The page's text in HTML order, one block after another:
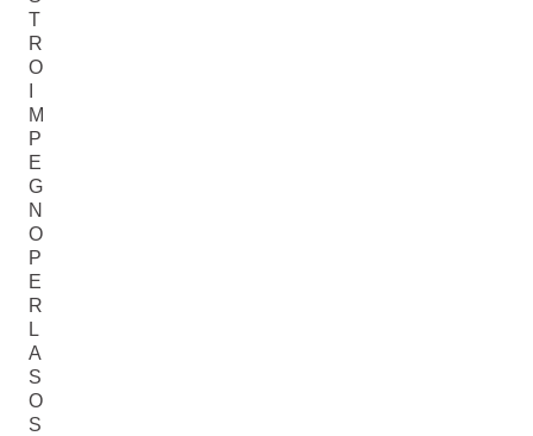
T
R
O
M
P
E
G
N
O
P
E
R
L
A
S
O
S